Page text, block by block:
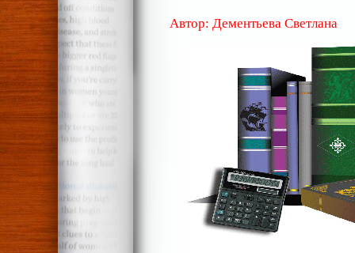
Автор: Дементьева Светлана